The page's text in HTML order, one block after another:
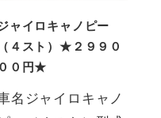
ャイロキャノピー
（４スト）★２９９０
００円★
名ジャイロキャノ